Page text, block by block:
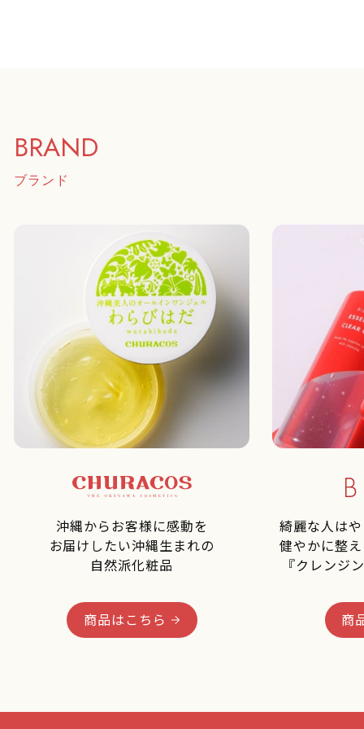
BRAND
ブランド
沖縄からお客様に感動を
お届けしたい沖縄生まれの
自然派化粧品
商品はこちら
綺麗な人は
健やかに整
『クレンジ
商